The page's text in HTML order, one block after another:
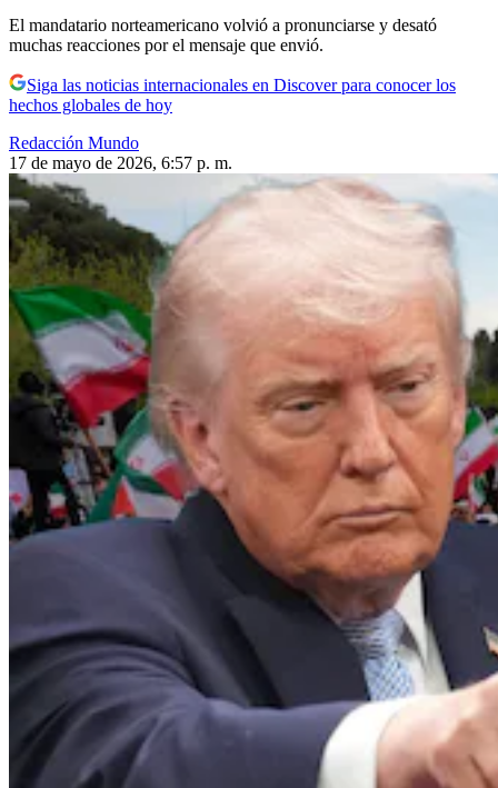
El mandatario norteamericano volvió a pronunciarse y desató
muchas reacciones por el mensaje que envió.
Siga las noticias internacionales en Discover para conocer los
hechos globales de hoy
Redacción Mundo
17 de mayo de 2026, 6:57 p. m.